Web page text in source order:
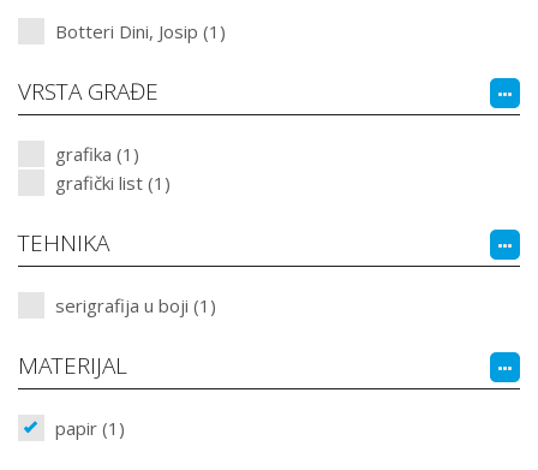
Botteri Dini, Josip (1)
VRSTA GRAĐE
grafika (1)
grafički list (1)
TEHNIKA
serigrafija u boji (1)
MATERIJAL
papir (1)